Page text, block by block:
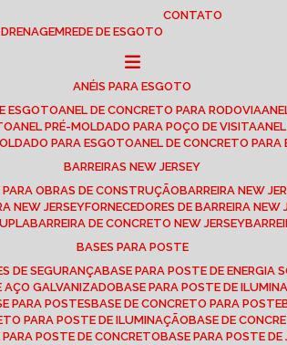
DRENAGEM REDE DE ESGOTO
CONTATO
ANÉIS PARA ESGOTO
ESGOTO ANEL DE CONCRETO PARA RODOVIA
ANEL PRÉ-MOLDADO PARA POÇO DE VISITA
PARA ESGOTO ANEL DE CONCRETO
BARREIRAS NEW JERSEY
PARA OBRAS DE CONSTRUÇÃO BARREIRA NEW
NEW JERSEY FORNECEDORES DE BARREIRA NEW
BARREIRA DE CONCRETO NEW JERSEY
BASES PARA POSTE
DE SEGURANÇA BASE PARA POSTE DE ENERGIA
AÇO GALVANIZADO BASE PARA POSTE DE
PARA POSTES BASE DE CONCRETO PARA POSTE
PARA POSTE DE ILUMINAÇÃO BASE DE
PARA POSTE DE CONCRETO BASE PARA POSTE